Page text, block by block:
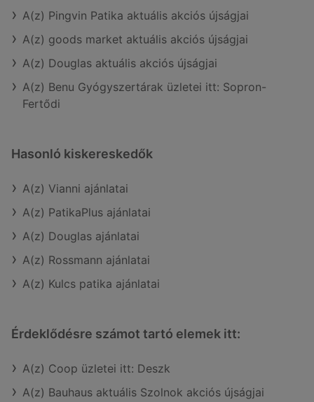
A(z) Pingvin Patika aktuális akciós újságjai
A(z) goods market aktuális akciós újságjai
A(z) Douglas aktuális akciós újságjai
A(z) Benu Gyógyszertárak üzletei itt: Sopron-
Fertődi
Hasonló kiskereskedők
A(z) Vianni ajánlatai
A(z) PatikaPlus ajánlatai
A(z) Douglas ajánlatai
A(z) Rossmann ajánlatai
A(z) Kulcs patika ajánlatai
Érdeklődésre számot tartó elemek itt:
A(z) Coop üzletei itt: Deszk
A(z) Bauhaus aktuális Szolnok akciós újságjai